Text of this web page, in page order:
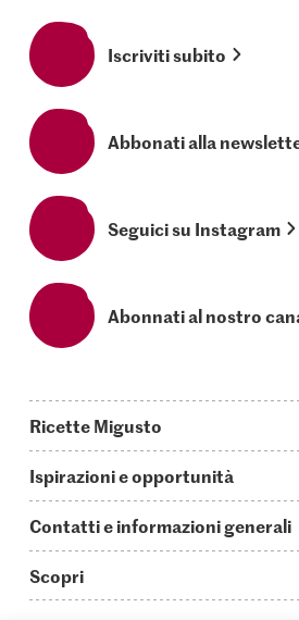
Iscriviti subito
Abbonati alla
Seguici su Instagram
Abonnati al nostro
Ricette Migusto
Oggi cucino
Piatti principali
Ricette semplici & veloci
Ispirazioni e opportunità
Storie
Video How to
Contatti e informazioni generali
Guida alle abbreviazioni
Scopri